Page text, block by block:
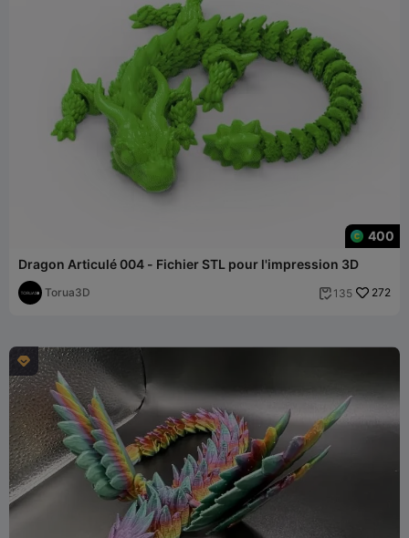
400
Dragon Articulé 004 - Fichier STL pour l'impression 3D
Torua3D  135 272
